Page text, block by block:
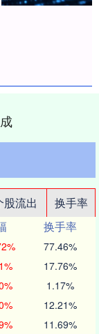
股流出
换手率
换手率
77.46%
17.76%
1.17%
12.21%
11.69%